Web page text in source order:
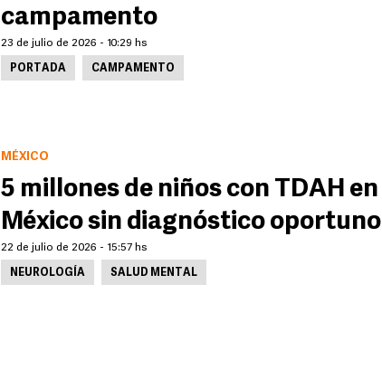
campamento
23 de julio de 2026 - 10:29 hs
PORTADA CAMPAMENTO
MÉXICO
5 millones de niños con TDAH en
México sin diagnóstico oportuno
22 de julio de 2026 - 15:57 hs
NEUROLOGÍA SALUD MENTAL